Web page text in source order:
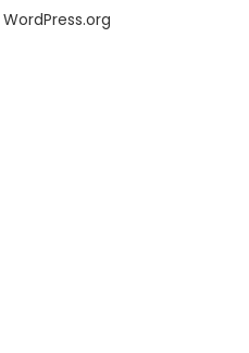
WordPress.org